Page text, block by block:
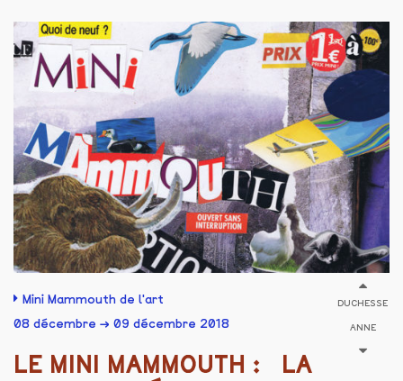
Mini Mammouth de l'art
08 décembre → 09 décembre 2018
DUCHESSE
ANNE
LE MINI MAMMOUTH : LA